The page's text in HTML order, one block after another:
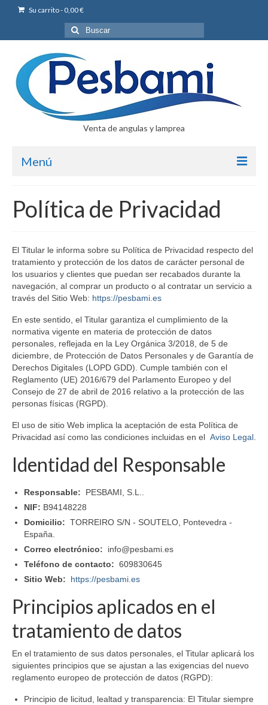
Su carrito- 0,00€
Buscar
por:
Venta de angulas y lamprea
Menú
ANGULAS
TIENDA
CONTACTO
Política de Privacidad
El Titular le informa sobre su Política de Privacidad respecto del
tratamiento y protección de los datos de carácter personal de
los usuarios y clientes que puedan ser recabados durante la
navegación, al comprar un producto o al contratar un servicio a
través del Sitio Web: https://pesbami.es
En este sentido, el Titular garantiza el cumplimiento de la
normativa vigente en materia de protección de datos
personales, reflejada en la Ley Orgánica 3/2018, de 5 de
diciembre, de Protección de Datos Personales y de Garantía de
Derechos Digitales (LOPD GDD). Cumple también con el
Reglamento (UE) 2016/679 del Parlamento Europeo y del
Consejo de 27 de abril de 2016 relativo a la protección de las
personas físicas (RGPD).
El uso de sitio Web implica la aceptación de esta Política de
Privacidad así como las condiciones incluidas en el Aviso Legal
Identidad del Responsable
Responsable: PESBAMI, S.L..
NIF: B94148228
Domicilio: TORREIRO S/N - SOUTELO, Pontevedra -
España.
Correo electrónico: info@pesbami.es
Teléfono de contacto: 609830645
Sitio Web:
https://pesbami.es
Principios aplicados en el
tratamiento de datos
En el tratamiento de sus datos personales, el Titular aplicará los
siguientes principios que se ajustan a las exigencias del nuevo
reglamento europeo de protección de datos (RGPD):
Principio de licitud, lealtad y transparencia: El Titular siempre